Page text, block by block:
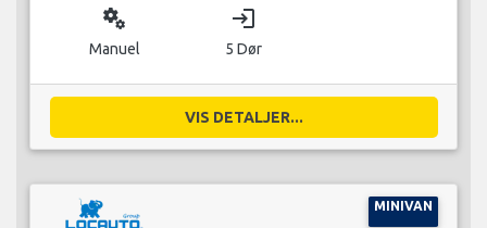
miscellaneous_services
Manuel
login
5 Dør
VIS DETALJER...
MINIVAN